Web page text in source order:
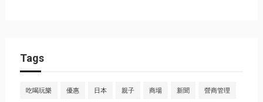
Tags
吃喝玩樂 優惠 日本 親子 商場 新聞 營商管理